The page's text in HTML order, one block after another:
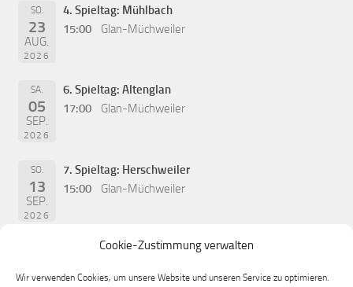
Cookie-Zustimmung verwalten
Wir verwenden Cookies, um unsere Website und unseren Service zu optimieren.
SO.
23
AUG.
2026
4. Spieltag: Mühlbach
15:00
Glan-Müchweiler
SA.
05
SEP.
2026
6. Spieltag: Altenglan
17:00
Glan-Müchweiler
SO.
13
SEP.
2026
7. Spieltag: Herschweiler
15:00
Glan-Müchweiler